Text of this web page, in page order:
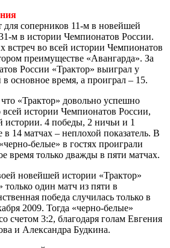
для соперников 11-м в новейшей
м в истории Чемпионатов России.
встреч во всей истории Чемпионатов
преимуществе «Авангарда». За
России «Трактор» выиграл у
основное время, а проиграл – 15.
«Трактор» довольно успешно
истории Чемпионатов России,
истории. 4 победы, 2 ничьи и 1
14 матчах – неплохой показатель. В
белые» в гостях проиграли
время только дважды в пяти матчах.
новейшей истории «Трактор»
один матч из пяти в
победа случилась только в
2009. Тогда «черно-белые»
счетом 3:2, благодаря голам Евгения
и Александра Будкина.